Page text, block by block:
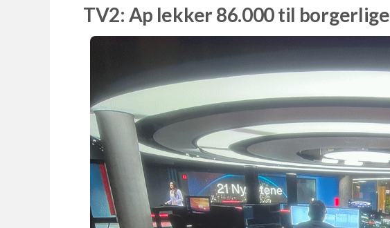
TV2: Ap lekker 86.000 til borgerlige